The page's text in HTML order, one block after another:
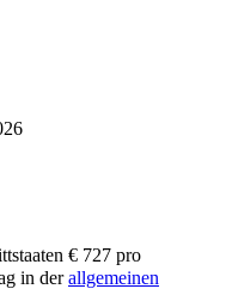
€ 727 pro
in derallgemeinen